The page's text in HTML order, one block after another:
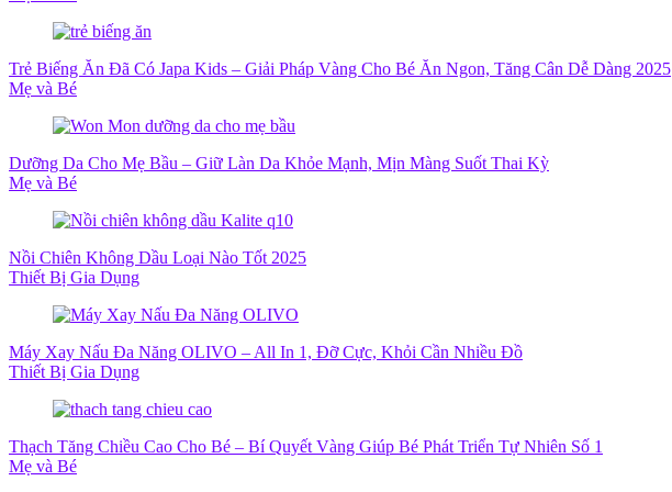
Trẻ Biếng Ăn Đã Có Japa Kids – Giải Pháp Vàng Cho Bé Ăn Ngon, Tăng Cân Dễ Dàng 2025
Mẹ và Bé
Dưỡng Da Cho Mẹ Bầu – Giữ Làn Da Khỏe Mạnh, Mịn Màng Suốt Thai Kỳ
Mẹ và Bé
Nồi Chiên Không Dầu Loại Nào Tốt 2025
Thiết Bị Gia Dụng
Máy Xay Nấu Đa Năng OLIVO – All In 1, Đỡ Cực, Khỏi Cần Nhiều Đồ
Thiết Bị Gia Dụng
Thạch Tăng Chiều Cao Cho Bé – Bí Quyết Vàng Giúp Bé Phát Triển Tự Nhiên Số 1
Mẹ và Bé